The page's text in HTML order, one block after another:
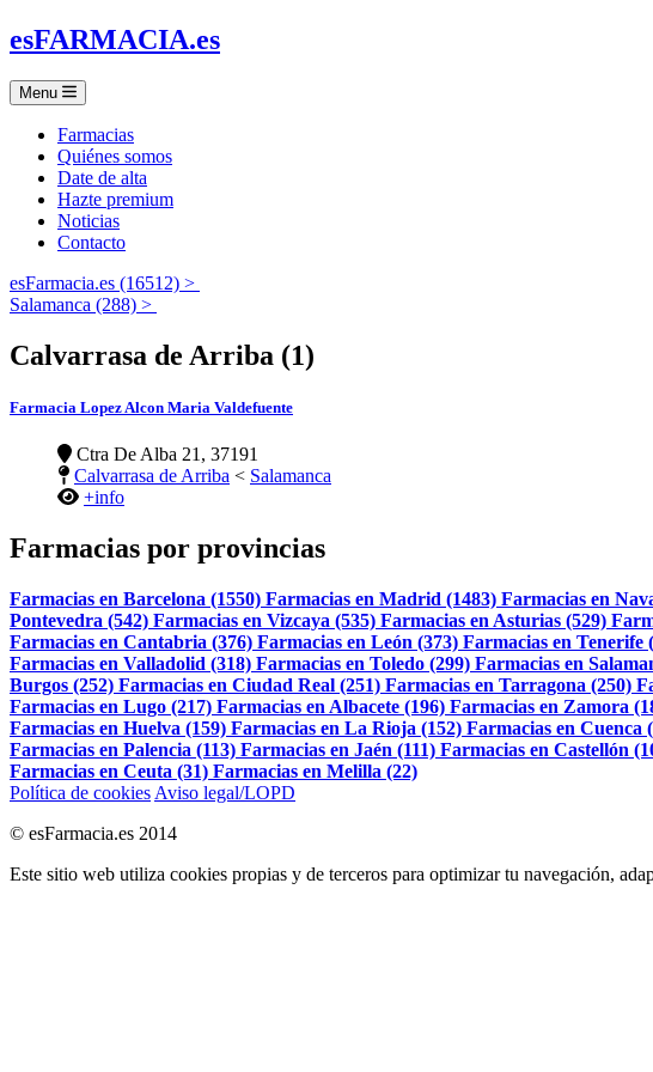
esFARMACIA.es
Menu
Farmacias
Quiénes somos
Date de alta
Hazte premium
Noticias
Contacto
esFarmacia.es (16512) >
Salamanca (288) >
Calvarrasa de Arriba (1)
Farmacia Lopez Alcon Maria Valdefuente
Ctra De Alba 21, 37191
Calvarrasa de Arriba < Salamanca
+info
Farmacias por provincias
Farmacias en Barcelona (1550) Farmacias en Madrid (1483) Farmacias en
Pontevedra (542) Farmacias en Vizcaya (535) Farmacias en Asturias (529)
Farmacias en Cantabria (376) Farmacias en León (373) Farmacias en Tenerife
Farmacias en Valladolid (318) Farmacias en Toledo (299) Farmacias en
Burgos (252) Farmacias en Ciudad Real (251) Farmacias en Tarragona (250)
Farmacias en Lugo (217) Farmacias en Albacete (196) Farmacias en Zamora
Farmacias en Huelva (159) Farmacias en La Rioja (152) Farmacias en Cuenca
Farmacias en Palencia (113) Farmacias en Jaén (111) Farmacias en Castellón
Farmacias en Ceuta (31) Farmacias en Melilla (22)
Política de cookies Aviso legal/LOPD
© esFarmacia.es 2014
Este sitio web utiliza cookies propias y de terceros para optimizar tu navegación,